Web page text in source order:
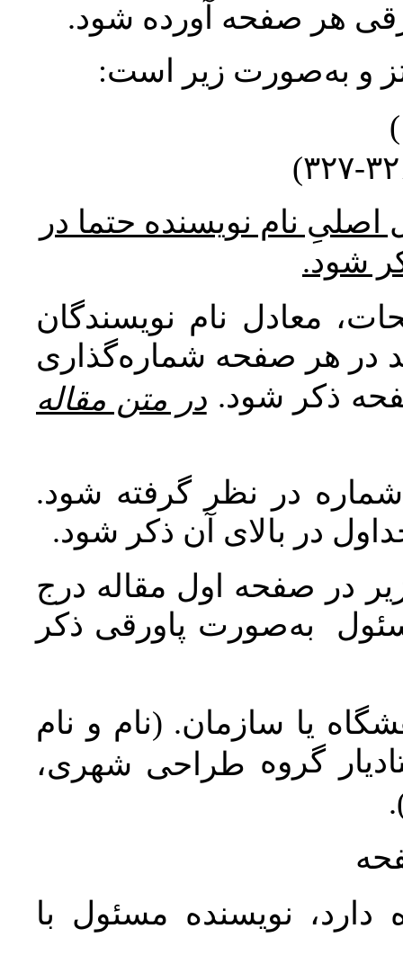
هر صفحه آورده شود.
و به‌صورت زیر است:
نام نویسنده حتما در
شود.
معادل نام نویسندگان
در هر صفحه شماره‌گذاری
ذکر شود. در متن مقاله
در نظر گرفته شود.
در بالای آن ذکر شود.
در صفحه اول مقاله درج
به‌صورت پاورقی ذکر
یا سازمان. (نام و نام
گروه طراحی شهری،
نویسنده مسئول با